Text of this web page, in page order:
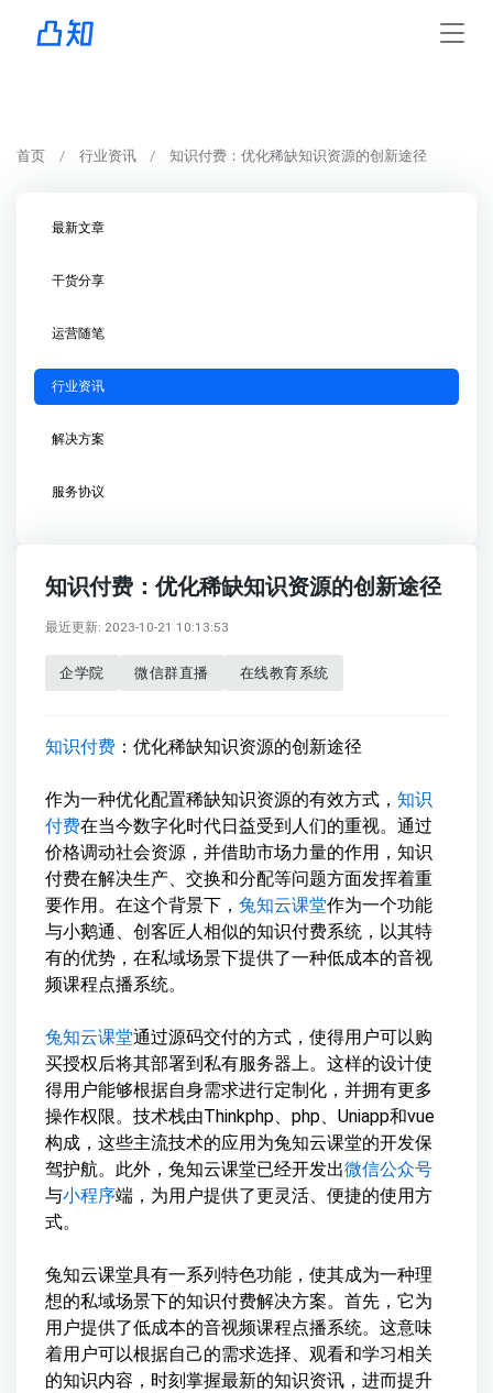
首页 行业资讯 知识付费：优化稀缺知识资源的创新途径
最新文章
干货分享
运营随笔
行业资讯
解决方案
服务协议
知识付费：优化稀缺知识资源的创新途径
最近更新: 2023-10-21 10:13:53
企学院 微信群直播 在线教育系统
知识付费：优化稀缺知识资源的创新途径
作为一种优化配置稀缺知识资源的有效方式， 知识
付费在当今数字化时代日益受到人们的重视。通过
价格调动社会资源，并借助市场力量的作用，知识
付费在解决生产、交换和分配等问题方面发挥着重
要作用。在这个背景下， 兔知云课堂作为一个功能
与小鹅通、创客匠人相似的知识付费系统，以其特
有的优势，在私域场景下提供了一种低成本的音视
频课程点播系统。
兔知云课堂通过源码交付的方式，使得用户可以购
买授权后将其部署到私有服务器上。这样的设计使
得用户能够根据自身需求进行定制化，并拥有更多
操作权限。技术栈由Thinkphp、php、Uniapp和vue
构成，这些主流技术的应用为兔知云课堂的开发保
驾护航。此外，兔知云课堂已经开发出微信公众号
与小程序端，为用户提供了更灵活、便捷的使用方
式。
兔知云课堂具有一系列特色功能，使其成为一种理
想的私域场景下的知识付费解决方案。首先，它为
用户提供了低成本的音视频课程点播系统。这意味
着用户可以根据自己的需求选择、观看和学习相关
的知识内容，时刻掌握最新的知识资讯，进而提升